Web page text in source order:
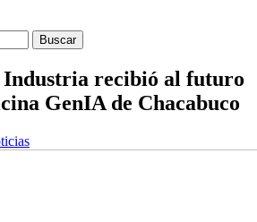
recibió al futuro
GenIA de Chacabuco